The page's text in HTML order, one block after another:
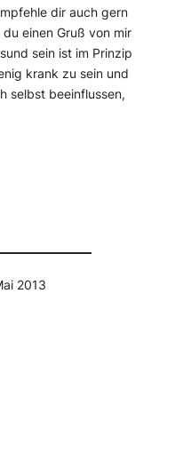
dir auch gern
einen Gruß von mir
sein ist im Prinzip
krank zu sein und
selbst beeinflussen,
2013